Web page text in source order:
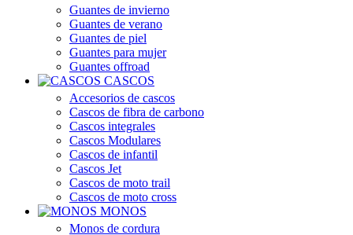
Guantes de invierno
Guantes de verano
Guantes de piel
Guantes para mujer
Guantes offroad
CASCOS
Accesorios de cascos
Cascos de fibra de carbono
Cascos integrales
Cascos Modulares
Cascos de infantil
Cascos Jet
Cascos de moto trail
Cascos de moto cross
MONOS
Monos de cordura